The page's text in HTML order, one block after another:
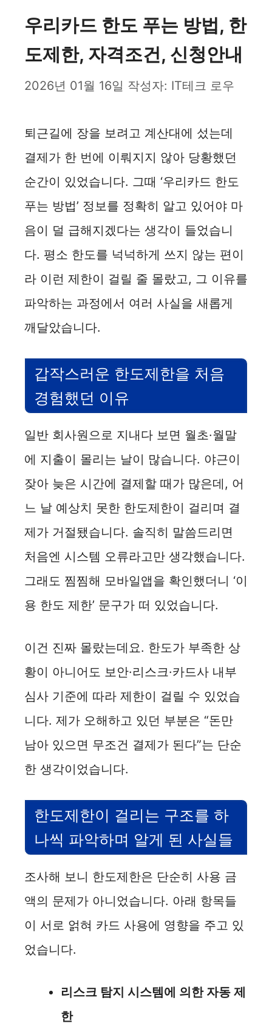
우리카드 한도 푸는 방법, 한
도제한, 자격조건, 신청안내
2026년 01월 16일 작성자: IT테크 로우
퇴근길에 장을 보려고 계산대에 섰는데
결제가 한 번에 이뤄지지 않아 당황했던
순간이 있었습니다. 그때 ‘우리카드 한도
푸는 방법’ 정보를 정확히 알고 있어야 마
음이 덜 급해지겠다는 생각이 들었습니
다. 평소 한도를 넉넉하게 쓰지 않는 편이
라 이런 제한이 걸릴 줄 몰랐고, 그 이유를
파악하는 과정에서 여러 사실을 새롭게
깨달았습니다.
갑작스러운 한도제한을 처음
경험했던 이유
일반 회사원으로 지내다 보면 월초·월말
에 지출이 몰리는 날이 많습니다. 야근이
잦아 늦은 시간에 결제할 때가 많은데, 어
느 날 예상치 못한 한도제한이 걸리며 결
제가 거절됐습니다. 솔직히 말씀드리면
처음엔 시스템 오류라고만 생각했습니다.
그래도 찜찜해 모바일앱을 확인했더니 ‘이
용 한도 제한’ 문구가 떠 있었습니다.
이건 진짜 몰랐는데요. 한도가 부족한 상
황이 아니어도 보안·리스크·카드사 내부
심사 기준에 따라 제한이 걸릴 수 있었습
니다. 제가 오해하고 있던 부분은 “돈만
남아 있으면 무조건 결제가 된다”는 단순
한 생각이었습니다.
한도제한이 걸리는 구조를 하
나씩 파악하며 알게 된 사실들
조사해 보니 한도제한은 단순히 사용 금
액의 문제가 아니었습니다. 아래 항목들
이 서로 얽혀 카드 사용에 영향을 주고 있
었습니다.
리스크 탐지 시스템에 의한 자동 제
한